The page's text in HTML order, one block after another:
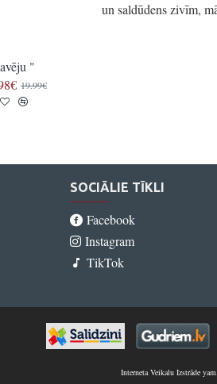
"
19.99€
un saldūdens zivīm,
SOCIĀLIE TĪKLI
Facebook
Instagram
TikTok
Interneta Veikalu Izstrāde